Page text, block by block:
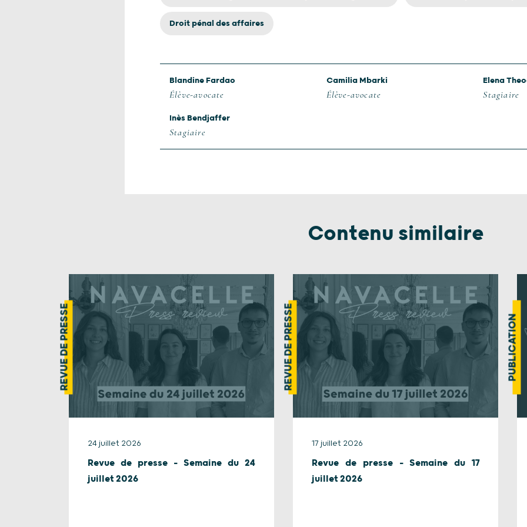
Droit pénal des affaires
Blandine Fardao
Élève-avocate
Camilia Mbarki
Élève-avocate
Elena
Stagiaire
Inès Bendjaffer
Stagiaire
Contenu similaire
REVUE DE PRESSE
24 juillet 2026
Revue de presse – Semaine du 24
juillet 2026
REVUE DE PRESSE
17 juillet 2026
Revue de presse – Semaine du 17
juillet 2026
PUBLICATION